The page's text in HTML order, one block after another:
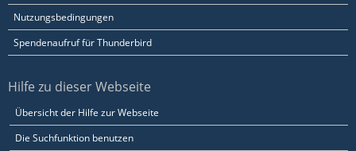
Nutzungsbedingungen
Spendenaufruf für Thunderbird
Hilfe zu dieser Webseite
Übersicht der Hilfe zur Webseite
Die Suchfunktion benutzen